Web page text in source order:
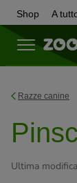
Shop A
Razze canine
Ultima